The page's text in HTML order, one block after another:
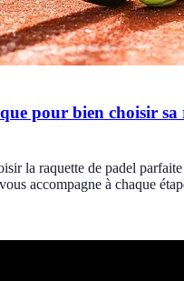
pour bien choisir sa
la raquette de padel
accompagne à chaque